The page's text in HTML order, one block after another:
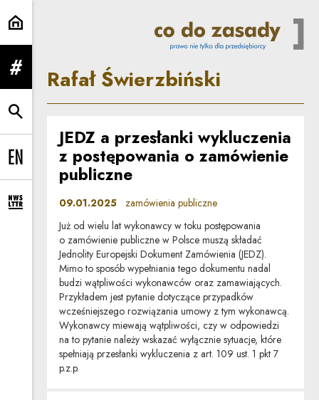
Rafał Świerzbiński | Co do
rozwiń menu
rozwiń wyszukiwarkę
Change language to EN
rozwiń formularz zapisu na newsletter
Rafał Świerzbiński
JEDZ a przesłanki wykluczenia
z postępowania o zamówienie
publiczne
09.01.2025 zamówienia publiczne
Już od wielu lat wykonawcy w toku postępowania
o zamówienie publiczne w Polsce muszą składać
Jednolity Europejski Dokument Zamówienia (JEDZ).
Mimo to sposób wypełniania tego dokumentu nadal
budzi wątpliwości wykonawców oraz zamawiających.
Przykładem jest pytanie dotyczące przypadków
wcześniejszego rozwiązania umowy z tym wykonawcą.
Wykonawcy miewają wątpliwości, czy w odpowiedzi
na to pytanie należy wskazać wyłącznie sytuacje, które
spełniają przesłanki wykluczenia z art. 109 ust. 1 pkt 7
p.z.p.